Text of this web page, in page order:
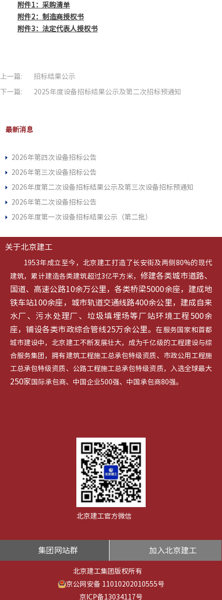
附件1：采购清单
附件2：制造商授权书
附件3：法定代表人授权书
上一篇: 招标结果公示
下一篇: 2025年度设备招标结果公示及第二次招标预通知
最新消息
2026年第四次设备招标公告
2026年第三次设备招标公告
2026年度第二次设备招标结果公示及第三次设备招标预通知
2026年第二次设备招标公告
2026年度第一次设备招标结果公示（第二批）
关于北京建工
1953年成立至今，北京建工打造了长安街及两侧80%的现代
建筑，累计建造各类建筑超过3亿平方米， 修建各类城市道路、
国道、高速公路10余万公里，各类桥梁5000余座，建成地
铁车站100余座，城市轨道交通线路400余公里，建成自来
水厂、污水处理厂、垃圾填埋场等厂站环境工程500余
座，铺设各类市政综合管线25万余公里。在服务国家和首都
城市建设中，北京建工不断发展壮大，成为千亿级的工程建设与综
合服务集团，拥有建筑工程施工总承包特级资质、市政公用工程施
工总承包特级资质、公路工程施工总承包特级资质，入选全球最大
250家 国际承包商、中国企业500强、中国承包商80强。
北京建工官方微信
集团网站群 加入北京建工
北京建工集团版权所有
京公网安备 11010202010555号
京ICP备13034117号